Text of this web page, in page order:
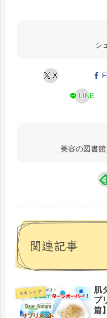
シ
X
LINE
美容の図書
関連記事
スキンケア
肌
プ
篇】